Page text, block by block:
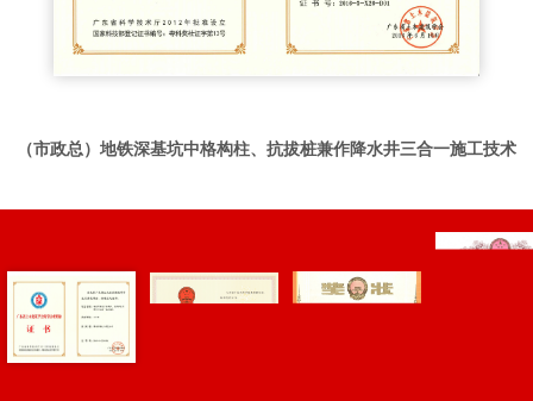
（市政总）地铁深基坑中格构柱、抗拔桩兼作降水井三合一施工技术